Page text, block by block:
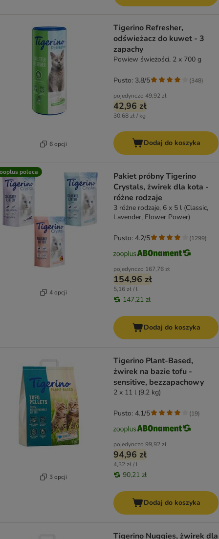
6 opcji
Tigerino Refresher,
odświeżacz do kuwet - 3
zapachy
Powiew świeżości, 2 x 700 g
pojedynczo 49,92 zł
42,96 zł
30,68 zł / kg
Pusto: 3.8/5 (348)
Dodaj do koszyka
poleca
4 opcji
Pakiet próbny Tigerino
Crystals, żwirek dla kota -
różne rodzaje
3 różne rodzaje, 6 x 5 l (Classic,
Lavender, Flower Power)
pojedynczo 167,76 zł
154,96 zł
5,16 zł / l
147,21 zł
Pusto: 4.2/5 (1299)
Dodaj do koszyka
3 opcji
Tigerino Plant-Based,
żwirek na bazie tofu -
sensitive, bezzapachowy
2 x 11 l (9,2 kg)
pojedynczo 99,92 zł
94,96 zł
4,32 zł / l
90,21 zł
Pusto: 4.1/5 (19)
Dodaj do koszyka
Tigerino Nuggies, żwirek dla